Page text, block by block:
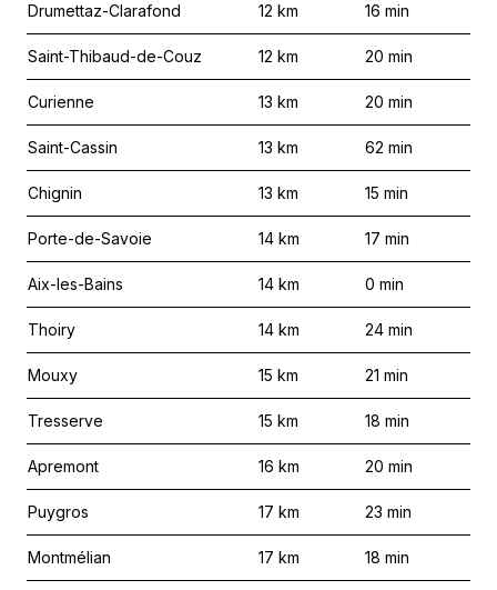
Drumettaz-Clarafond 12 km 16 min
Saint-Thibaud-de-Couz 12 km 20 min
Curienne 13 km 20 min
Saint-Cassin 13 km 62 min
Chignin 13 km 15 min
Porte-de-Savoie 14 km 17 min
Aix-les-Bains 14 km 0 min
Thoiry 14 km 24 min
Mouxy 15 km 21 min
Tresserve 15 km 18 min
Apremont 16 km 20 min
Puygros 17 km 23 min
Montmélian 17 km 18 min